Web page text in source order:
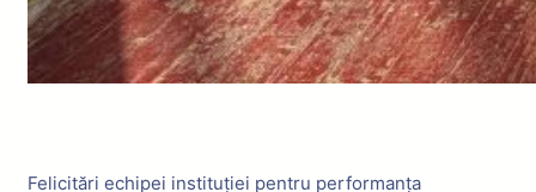
Felicitări echipei instituției pentru performanța